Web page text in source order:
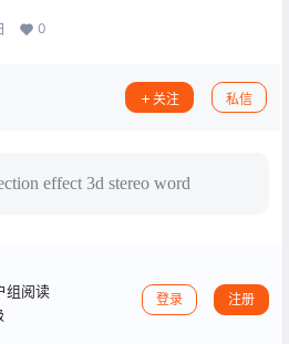
0
关注 私信
effect 3d stereo word
组阅读 登录 注册